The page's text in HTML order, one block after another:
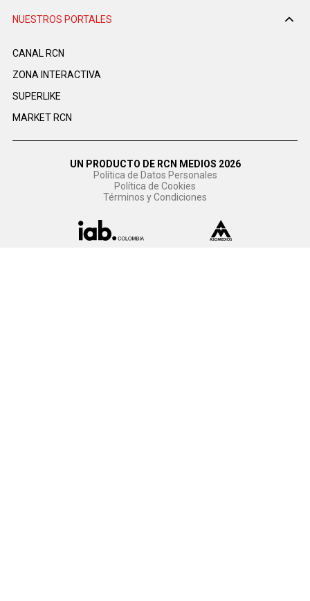
NUESTROS PORTALES
CANAL RCN
ZONA INTERACTIVA
SUPERLIKE
MARKET RCN
UN PRODUCTO DE RCN MEDIOS 2026
Política de Datos Personales
Política de Cookies
Términos y Condiciones